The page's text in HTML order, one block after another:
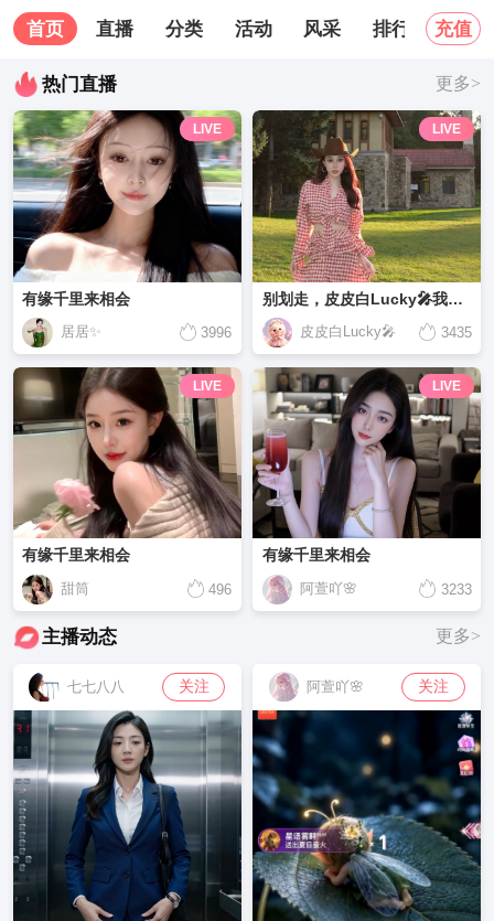
充值
首页 直播 分类 活动 风采 排行榜 关
热门直播 更多>
LIVE
有缘千里来相会
居居✨ 3996
LIVE
别划走，皮皮白Lucky🎤我很可爱
皮皮白Lucky🎤 3435
LIVE
有缘千里来相会
甜筒 496
LIVE
有缘千里来相会
阿萱吖🌸 3233
主播动态 更多>
七七八八 关注 阿萱吖🌸 关注